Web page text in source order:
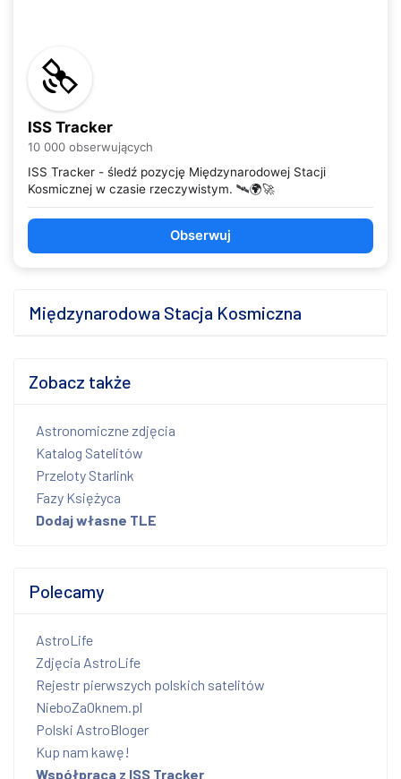
ISS Tracker
10 000 obserwujących
ISS Tracker - śledź pozycję Międzynarodowej Stacji
Kosmicznej w czasie rzeczywistym. 🛰️🌍🚀
Obserwuj
Międzynarodowa Stacja Kosmiczna
Zobacz także
Astronomiczne zdjęcia
Katalog Satelitów
Przeloty Starlink
Fazy Księżyca
Dodaj własne TLE
Polecamy
AstroLife
Zdjęcia AstroLife
Rejestr pierwszych polskich satelitów
NieboZaOknem.pl
Polski AstroBloger
Kup nam kawę!
Współpraca z ISS Tracker